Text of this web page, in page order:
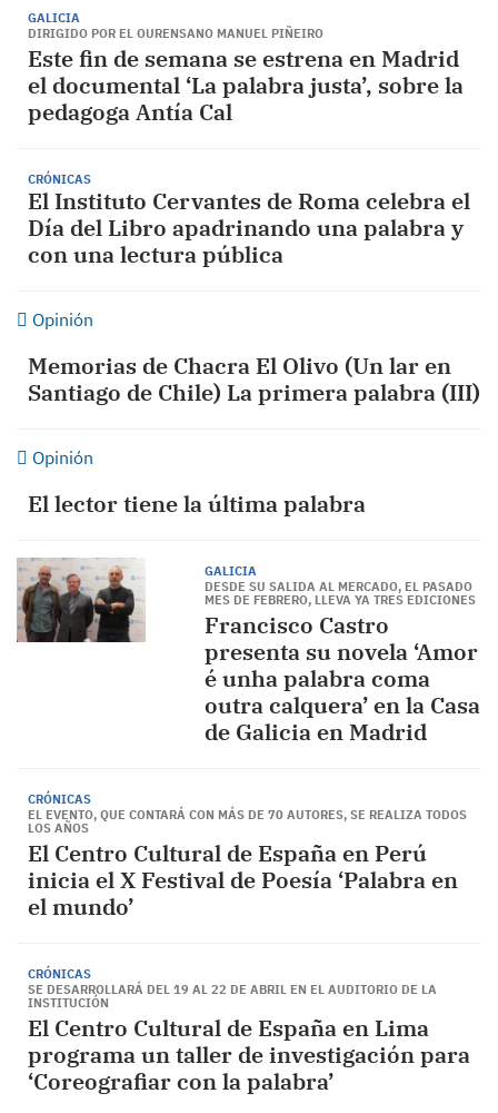
GALICIA
DIRIGIDO POR EL OURENSANO MANUEL PIÑEIRO
Este fin de semana se estrena en Madrid
el documental ‘La palabra justa’, sobre la
pedagoga Antía Cal
CRÓNICAS
El Instituto Cervantes de Roma celebra el
Día del Libro apadrinando una palabra y
con una lectura pública
Opinión
Memorias de Chacra El Olivo (Un lar en
Santiago de Chile) La primera palabra (III)
Opinión
El lector tiene la última palabra
GALICIA
DESDE SU SALIDA AL MERCADO, EL PASADO
MES DE FEBRERO, LLEVA YA TRES EDICIONES
Francisco Castro
presenta su novela ‘Amor
é unha palabra coma
outra calquera’ en la Casa
de Galicia en Madrid
CRÓNICAS
EL EVENTO, QUE CONTARÁ CON MÁS DE 70 AUTORES, SE REALIZA TODOS
LOS AÑOS
El Centro Cultural de España en Perú
inicia el X Festival de Poesía ‘Palabra en
el mundo’
CRÓNICAS
SE DESARROLLARÁ DEL 19 AL 22 DE ABRIL EN EL AUDITORIO DE LA
INSTITUCIÓN
El Centro Cultural de España en Lima
programa un taller de investigación para
‘Coreografiar con la palabra’